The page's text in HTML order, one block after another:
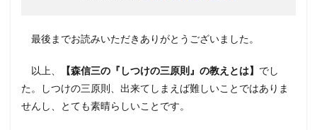
最後までお読みいただきありがとうございました。
以上、 【森信三の『しつけの三原則』の教えとは】 でし
た。しつけの三原則、出来てしまえば難しいことではありま
せんし、とても素晴らしいことです。